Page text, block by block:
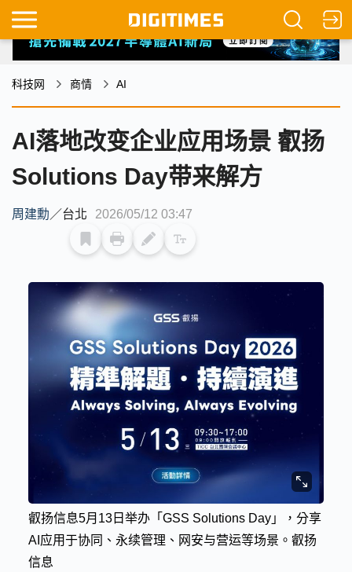
科技网 商情 AI
AI落地改变企业应用场景 叡扬
Solutions Day带来解方
周建勳／台北 2026/05/12 03:47
叡扬信息5月13日举办「GSS Solutions Day」，分享
AI应用于协同、永续管理、网安与营运等场景。叡扬
信息